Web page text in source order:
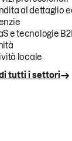
al dettaglio
e tecnologie
locale
tutti i settori